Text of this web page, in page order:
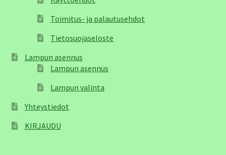
Toimitus- ja palautusehdot
Tietosuojaseloste
Lampun asennus
Lampun asennus
Lampun valinta
Yhteystiedot
KIRJAUDU